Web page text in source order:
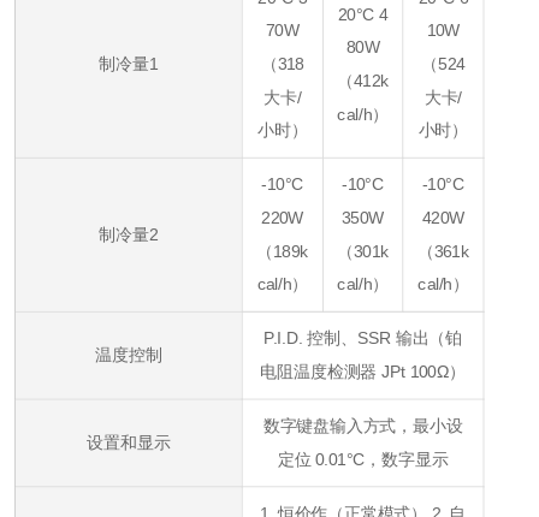
制冷量1
70W
（318
大卡/
小时）
20°C 4
80W
（412k
cal/h）
10W
（524
大卡/
小时）
制冷量2
-10°C
220W
（189k
cal/h）
-10°C
350W
（301k
cal/h）
-10°C
420W
（361k
cal/h）
温度控制
P.I.D. 控制、SSR 输出（铂
电阻温度检测器 JPt 100Ω）
设置和显示
数字键盘输入方式，最小设
定位 0.01°C，数字显示